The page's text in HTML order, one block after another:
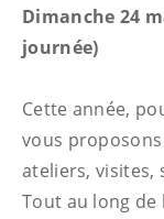
Dimanche 24
journée)
Cette année,
vous
ateliers, visites,
Tout au long